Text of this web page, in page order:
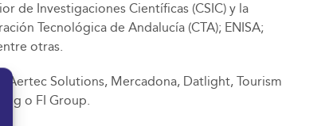
de Investigaciones Científicas (CSIC) y la
Tecnológica de Andalucía (CTA); ENISA;
otras.
Solutions, Mercadona, Datlight, Tourism
o FI Group.